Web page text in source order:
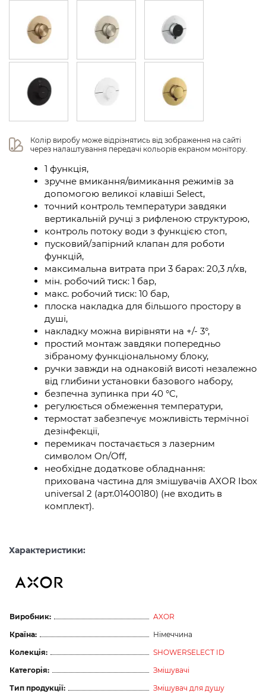
Колір виробу може відрізнятись від зображення на сайті
через налаштування передачі кольорів екраном монітору.
1 функція,
зручне вмикання/вимикання режимів за
допомогою великої клавіші Select,
точний контроль температури завдяки
вертикальній ручці з рифленою структурою,
контроль потоку води з функцією стоп,
пусковий/запірний клапан для роботи
функцій,
максимальна витрата при 3 барах: 20,3 л/хв,
мін. робочий тиск: 1 бар,
макс. робочий тиск: 10 бар,
плоска накладка для більшого простору в
душі,
накладку можна вирівняти на +/- 3°,
простий монтаж завдяки попередньо
зібраному функціональному блоку,
ручки завжди на однаковій висоті незалежно
від глибини установки базового набору,
безпечна зупинка при 40 °C,
регулюється обмеження температури,
термостат забезпечує можливість термічної
дезінфекції,
перемикач постачається з лазерним
символом On/Off,
необхідне додаткове обладнання:
прихована частина для змішувачів AXOR Ibox
universal 2 (арт.01400180) (не входить в
комплект).
Характеристики:
Виробник:
AXOR
Країна:
Німеччина
Колекція:
SHOWERSELECT ID
Категорія:
Змішувачі
Тип продукції:
Змішувач для душу